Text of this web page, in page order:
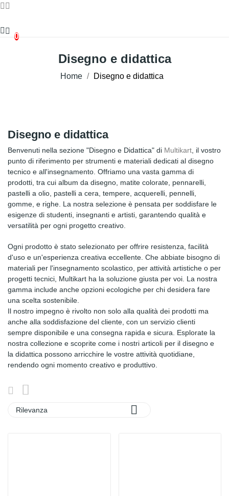
0
Disegno e didattica
Home Disegno e didattica
Disegno e didattica
Benvenuti nella sezione "Disegno e Didattica" di Multikart , il vostro
punto di riferimento per strumenti e materiali dedicati al disegno
tecnico e all'insegnamento. Offriamo una vasta gamma di
prodotti, tra cui album da disegno, matite colorate, pennarelli,
pastelli a olio, pastelli a cera, tempere, acquerelli, pennelli,
gomme, e righe. La nostra selezione è pensata per soddisfare le
esigenze di studenti, insegnanti e artisti, garantendo qualità e
versatilità per ogni progetto creativo.
Ogni prodotto è stato selezionato per offrire resistenza, facilità
d'uso e un'esperienza creativa eccellente. Che abbiate bisogno di
materiali per l'insegnamento scolastico, per attività artistiche o per
progetti tecnici, Multikart ha la soluzione giusta per voi. La nostra
gamma include anche opzioni ecologiche per chi desidera fare
una scelta sostenibile.
Il nostro impegno è rivolto non solo alla qualità dei prodotti ma
anche alla soddisfazione del cliente, con un servizio clienti
sempre disponibile e una consegna rapida e sicura. Esplorate la
nostra collezione e scoprite come i nostri articoli per il disegno e
la didattica possono arricchire le vostre attività quotidiane,
rendendo ogni momento creativo e produttivo.
Rilevanza 